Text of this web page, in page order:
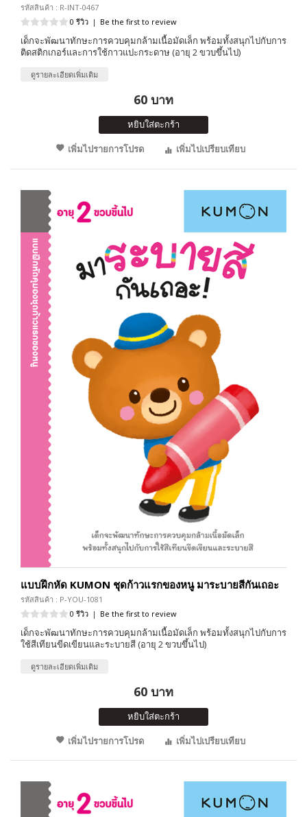
รหัสสินค้า : R-INT-0467
0 รีวิว | Be the first to review
เด็กจะพัฒนาทักษะการควบคุมกล้ามเนื้อมัดเล็ก พร้อมทั้งสนุกไปกับการ
ติดสติกเกอร์และการใช้กาวแปะกระดาษ (อายุ 2 ขวบขึ้นไป)
ดูรายละเอียดเพิ่มเติม
60 บาท
หยิบใส่ตะกร้า
เพิ่มไปรายการโปรด
เพิ่มไปเปรียบเทียบ
แบบฝึกหัด KUMON ชุดก้าวแรกของหนู มาระบายสีกันเถอะ
รหัสสินค้า : P-YOU-1081
0 รีวิว | Be the first to review
เด็กจะพัฒนาทักษะการควบคุมกล้ามเนื้อมัดเล็ก พร้อมทั้งสนุกไปกับการ
ใช้สีเทียนขีดเขียนและระบายสี (อายุ 2 ขวบขึ้นไป)
ดูรายละเอียดเพิ่มเติม
60 บาท
หยิบใส่ตะกร้า
เพิ่มไปรายการโปรด
เพิ่มไปเปรียบเทียบ